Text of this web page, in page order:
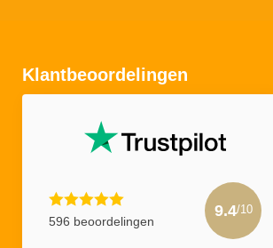
Klantbeoordelingen
596 beoordelingen
9.4/10